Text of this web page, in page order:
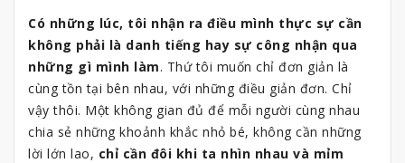
Có những lúc, tôi nhận ra điều mình thực sự cần
không phải là danh tiếng hay sự công nhận qua
những gì mình làm. Thứ tôi muốn chỉ đơn giản là
cùng tồn tại bên nhau, với những điều giản đơn. Chỉ
vậy thôi. Một không gian đủ để mỗi người cùng nhau
chia sẻ những khoảnh khắc nhỏ bé, không cần những
lời lớn lao, chỉ cần đôi khi ta nhìn nhau và mỉm